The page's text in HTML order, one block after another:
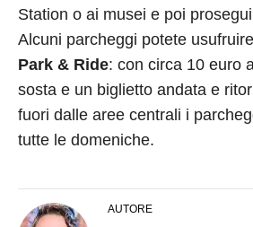
Station o ai musei e poi
Alcuni parcheggi potete
Park & Ride: con circa 10 euro
sosta e un biglietto andata e
fuori dalle aree centrali i
tutte le domeniche.
AUTORE